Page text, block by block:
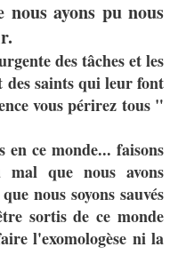
nous ayons pu nous
des tâches et les
des saints qui leur font
vous périrez tous "
en ce monde... faisons
que nous avons
nous soyons sauvés
sortis de ce monde
l'exomologèse ni la